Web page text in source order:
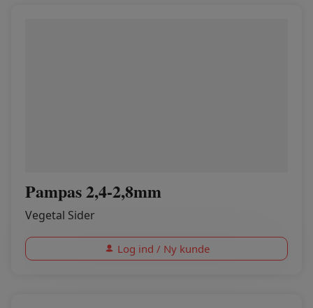
Pampas 2,4-2,8mm
Vegetal Sider
Log ind / Ny kunde